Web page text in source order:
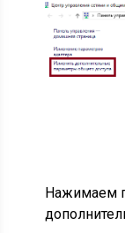
Нажимаем